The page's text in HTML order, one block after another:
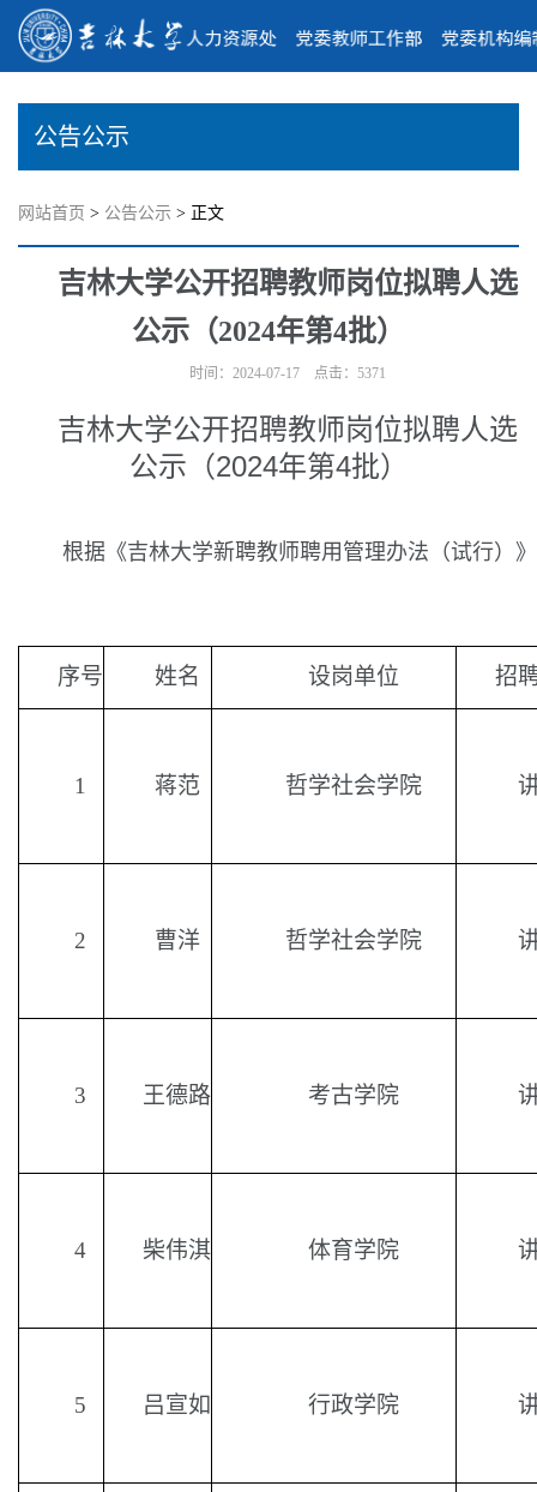
公告公示
网站首页 > 公告公示 > 正文
吉林大学公开招聘教师岗位拟聘人选
公示（2024年第4批）
时间：2024-07-17 点击： 5371
吉林大学公开招聘教师岗位拟聘人选
公示（2024年第4批）
根据《吉林大学新聘教师聘用管理办法（试行）
序号 姓名 设岗单位 招
1 蒋范 哲学社会学院
2 曹洋 哲学社会学院
3 王德路 考古学院
4 柴伟淇 体育学院
5 吕宣如 行政学院